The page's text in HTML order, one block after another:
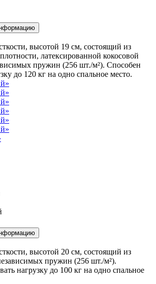
высотой 19 см, состоящий из
латексированной кокосовой
пружин (256 шт./м²). Способен
до 120 кг на одно спальное место.
высотой 20 см, состоящий из
пружин (256 шт./м²).
нагрузку до 100 кг на одно спальное